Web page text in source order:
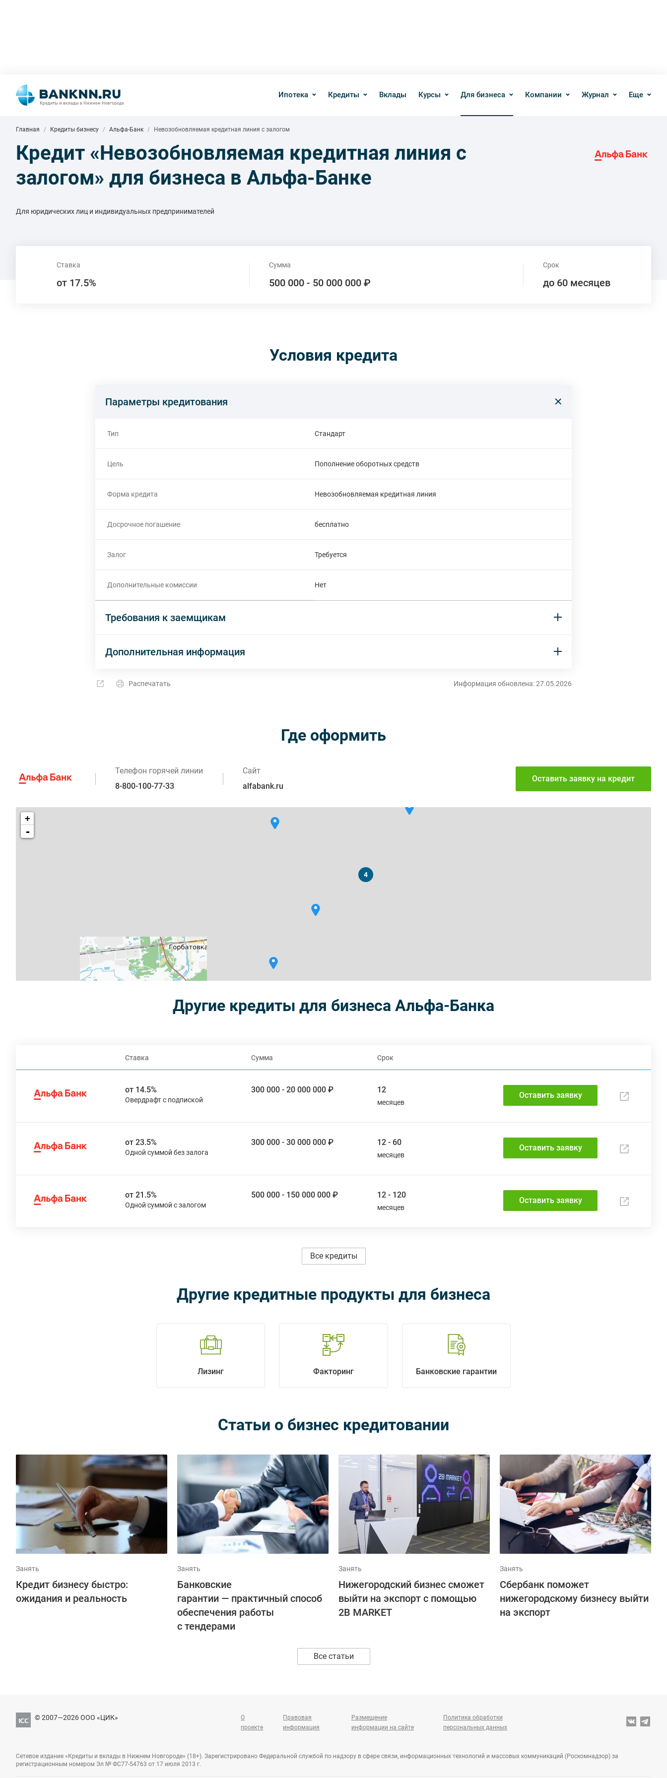
Ипотека Кредиты Вклады Курсы Для бизнеса Компании Журнал Еще
Главная Кредиты бизнесу Альфа-Банк Невозобновляемая кредитная линия с залогом
Кредит «Невозобновляемая кредитная линия с
залогом» для бизнеса в Альфа-Банке
Для юридических лиц и индивидуальных предпринимателей
Ставка
от 17.5%
Сумма
500 000 - 50 000 000 ₽
Срок
до 60 месяцев
Условия кредита
Параметры кредитования
Тип Стандарт
Цель Пополнение оборотных средств
Форма кредита Невозобновляемая кредитная линия
Досрочное погашение бесплатно
Залог Требуется
Дополнительные комиссии Нет
Требования к заемщикам
Дополнительная информация
Распечатать Информация обновлена: 27.05.2026
Где оформить
Телефон горячей линии
8-800-100-77-33
Сайт
alfabank.ru
Оставить заявку на кредит
4
+
-
Другие кредиты для бизнеса Альфа-Банка
Ставка Сумма Срок
от 14.5% 300 000 - 20 000 000 ₽ 12
Оставить заявку
от 23.5% 300 000 - 30 000 000 ₽ 12 - 60
Оставить заявку
от 21.5% 500 000 - 150 000 000 ₽ 12 - 120
Оставить заявку
Все кредиты
Другие кредитные продукты для бизнеса
Лизинг Факторинг Банковские гарантии
Статьи о бизнес кредитовании
Занять
Кредит бизнесу быстро:
ожидания и реальность
Занять
Банковские
гарантии — практичный способ
обеспечения работы
с тендерами
Занять
Нижегородский бизнес сможет
выйти на экспорт с помощью
2B MARKET
Занять
Сбербанк поможет
нижегородскому бизнесу выйти
на экспорт
Все статьи
© 2007—2026 ООО «ЦИК»
О
проекте
Правовая
информация
Размещение
информации на сайте
Политика обработки
персональных данных
Сетевое издание «Кредиты и вклады в Нижнем Новгороде» (18+). Зарегистрировано Федеральной службой по надзору в сфере связи, информационных технологий и массовых коммуникаций (Роскомнадзор) за
регистрационным номером Эл № ФС77-54763 от 17 июля 2013 г.